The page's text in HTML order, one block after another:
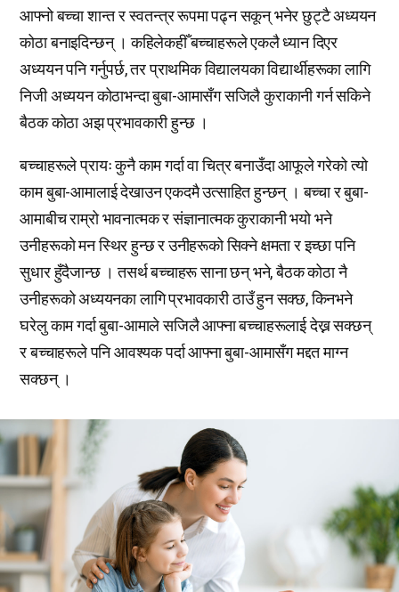
आफ्नो बच्चा शान्त र स्वतन्त्र रूपमा पढ्न सकून् भनेर छुट्टै अध्ययन
कोठा बनाइदिन्छन् । कहिलेकहीँ बच्चाहरूले एकलै ध्यान दिएर
अध्ययन पनि गर्नुपर्छ, तर प्राथमिक विद्यालयका विद्यार्थीहरूका लागि
निजी अध्ययन कोठाभन्दा बुबा-आमासँग सजिलै कुराकानी गर्न सकिने
बैठक कोठा अझ प्रभावकारी हुन्छ ।
बच्चाहरूले प्रायः कुनै काम गर्दा वा चित्र बनाउँदा आफूले गरेको त्यो
काम बुबा-आमालाई देखाउन एकदमै उत्साहित हुन्छन् । बच्चा र बुबा-
आमाबीच राम्रो भावनात्मक र संज्ञानात्मक कुराकानी भयो भने
उनीहरूको मन स्थिर हुन्छ र उनीहरूको सिक्ने क्षमता र इच्छा पनि
सुधार हुँदैजान्छ । तसर्थ बच्चाहरू साना छन् भने, बैठक कोठा नै
उनीहरूको अध्ययनका लागि प्रभावकारी ठाउँ हुन सक्छ, किनभने
घरेलु काम गर्दा बुबा-आमाले सजिलै आफ्ना बच्चाहरूलाई देख्न सक्छन्
र बच्चाहरूले पनि आवश्यक पर्दा आफ्ना बुबा-आमासँग मद्दत माग्न
सक्छन् ।